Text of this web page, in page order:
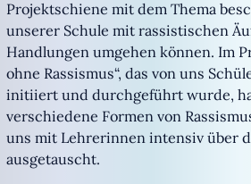
Projektschiene mit dem Thema
unserer Schule mit rassistischen
Handlungen umgehen können. Im
ohne Rassismus“, das von uns
initiiert und durchgeführt wurde,
verschiedene Formen von
uns mit Lehrerinnen intensiv über
ausgetauscht.